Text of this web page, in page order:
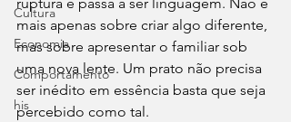
Cultura
Economia
Comportamento
his
mais apenas sobre criar algo diferente,
mas sobre apresentar o familiar sob
uma nova lente. Um prato não precisa
ser inédito em essência basta que seja
percebido como tal.